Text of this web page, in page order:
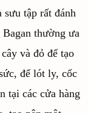
sưu tập rất đánh
thường ưa
và đỏ để tạo
đế lót ly, cốc
tại các cửa hàng